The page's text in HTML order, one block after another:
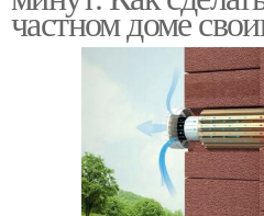
частном доме